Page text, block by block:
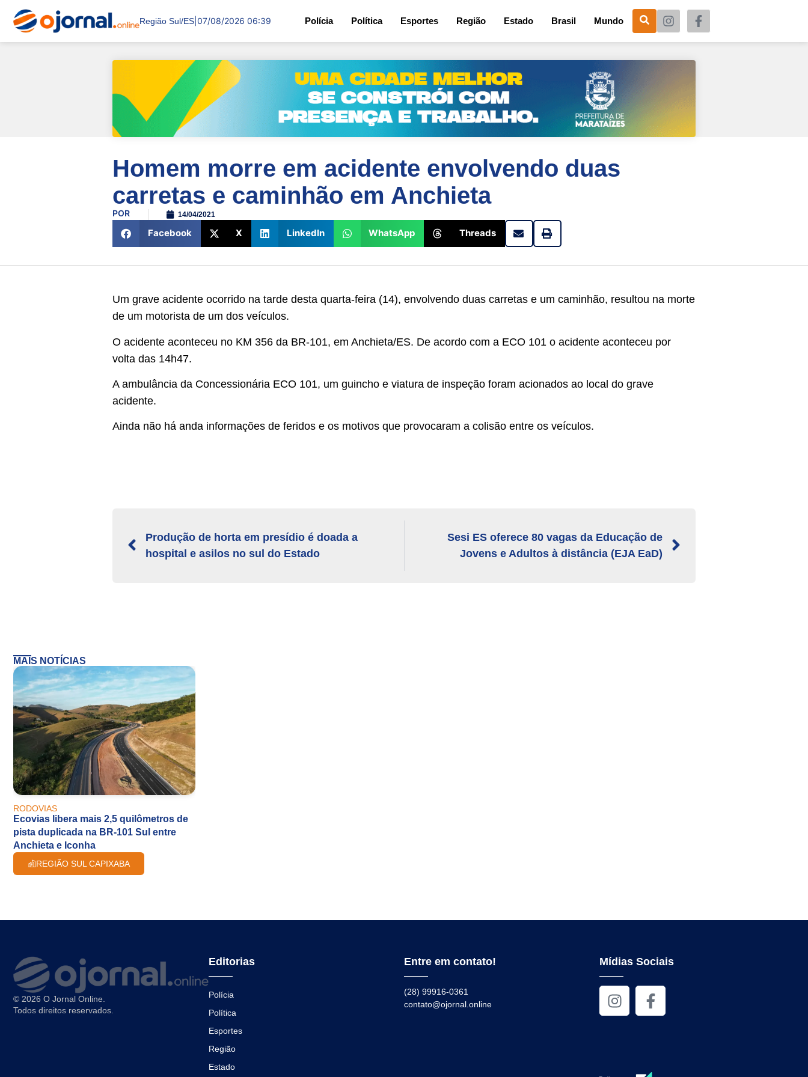
Região Sul/ES 07/08/2026 06:39 Polícia Política Esportes Região Estado Brasil Mundo
Homem morre em acidente envolvendo duas
carretas e caminhão em Anchieta
POR 14/04/2021
Facebook X LinkedIn WhatsApp Threads
Um grave acidente ocorrido na tarde desta quarta-feira (14), envolvendo duas carretas e um caminhão, resultou na morte
de um motorista de um dos veículos.
O acidente aconteceu no KM 356 da BR-101, em Anchieta/ES. De acordo com a ECO 101 o acidente aconteceu por
volta das 14h47.
A ambulância da Concessionária ECO 101, um guincho e viatura de inspeção foram acionados ao local do grave
acidente.
Ainda não há anda informações de feridos e os motivos que provocaram a colisão entre os veículos.
Produção de horta em presídio é doada a
hospital e asilos no sul do Estado
Sesi ES oferece 80 vagas da Educação de
Jovens e Adultos à distância (EJA EaD)
MAIS NOTÍCIAS
RODOVIAS
Ecovias libera mais 2,5 quilômetros de
pista duplicada na BR-101 Sul entre
Anchieta e Iconha
REGIÃO SUL CAPIXABA
© 2026 O Jornal Online.
Todos direitos reservados.
Editorias
Polícia
Política
Esportes
Região
Estado
Entre em contato!
(28) 99916-0361
contato@ojornal.online
Mídias Sociais